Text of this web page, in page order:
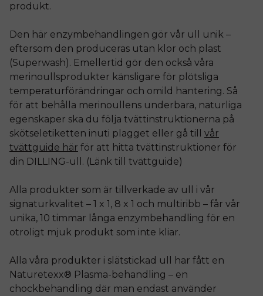
produkt.
Den här enzymbehandlingen gör vår ull unik –
eftersom den produceras utan klor och plast
(Superwash). Emellertid gör den också våra
merinoullsprodukter känsligare för plötsliga
temperaturförändringar och omild hantering. Så
för att behålla merinoullens underbara, naturliga
egenskaper ska du följa tvättinstruktionerna på
skötseletiketten inuti plagget eller gå till vår
tvättguide här för att hitta tvättinstruktioner för
din DILLING-ull. (Länk till tvättguide)
Alla produkter som är tillverkade av ull i vår
signaturkvalitet – 1 x 1, 8 x 1 och multiribb – får vår
unika, 10 timmar långa enzymbehandling för en
otroligt mjuk produkt som inte kliar.
Alla våra produkter i slätstickad ull har fått en
Naturetexx® Plasma-behandling – en
chockbehandling där man endast använder